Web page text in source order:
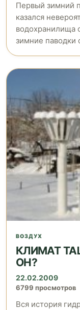
Первый зимний
казался
водохранилища
зимние паводки
ВОЗДУХ
КЛИМАТ
ОН?
22.02.2009
6799 просмотров
Вся история